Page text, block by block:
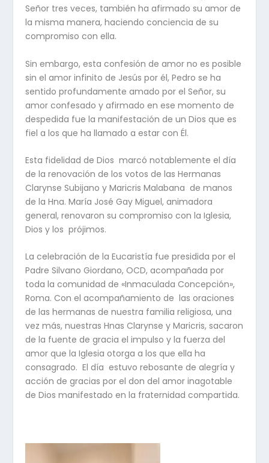
Señor tres veces, también ha afirmado su amor de
la misma manera, haciendo conciencia de su
compromiso con ella.
Sin embargo, esta confesión de amor no es posible
sin el amor infinito de Jesús por él, Pedro se ha
sentido profundamente amado por el Señor, su
amor confesado y afirmado en ese momento de
despedida fue la manifestación de un Dios que es
fiel a los que ha llamado a estar con Él.
Esta fidelidad de Dios marcó notablemente el día
de la renovación de los votos de las Hermanas
Clarynse Subijano y Maricris Malabana de manos
de la Hna. María José Gay Miguel, animadora
general, renovaron su compromiso con la Iglesia,
Dios y los prójimos.
La celebración de la Eucaristía fue presidida por el
Padre Silvano Giordano, OCD, acompañada por
toda la comunidad de «Inmaculada Concepción»,
Roma. Con el acompañamiento de las oraciones
de las hermanas de nuestra familia religiosa, una
vez más, nuestras Hnas Clarynse y Maricris, sacaron
de la fuente de gracia el impulso y la fuerza del
amor que la Iglesia otorga a los que ella ha
consagrado. El día estuvo rebosante de alegría y
acción de gracias por el don del amor inagotable
de Dios manifestado en la fraternidad compartida.